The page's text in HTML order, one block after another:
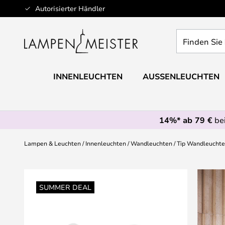
Autorisierter Händler
Zum
Inhalt
Sie
Leuchte...
INNENLEUCHTEN AUSSENLEUCHTEN
14%* ab 79 €
Lampen & Leuchten Innenleuchten Wandleuchten Tip
SUMMER DEAL
Ende